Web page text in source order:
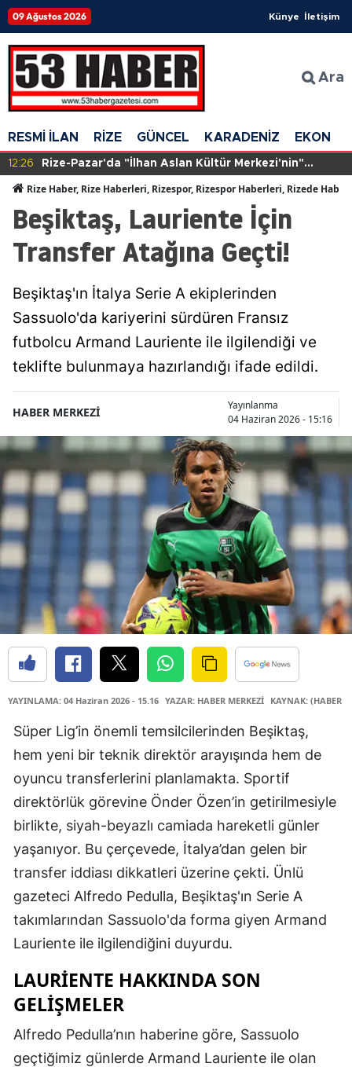
09 Ağustos 2026 Künye İletişim
Ara
RESMİ İLAN RİZE GÜNCEL KARADENİZ
12:26
Rize-Pazar'da "İlhan Aslan Kültür Merkezi'nin"
Rize Haber, Rize Haberleri, Rizespor, Rizespor Haberleri, Rizede
Beşiktaş, Lauriente İçin
Transfer Atağına Geçti!
Beşiktaş'ın İtalya Serie A ekiplerinden
Sassuolo'da kariyerini sürdüren Fransız
futbolcu Armand Lauriente ile ilgilendiği ve
teklifte bulunmaya hazırlandığı ifade edildi.
HABER MERKEZİ
Yayınlanma
04 Haziran 2026 - 15:16
YAYINLAMA: 04 Haziran 2026 - 15.16 YAZAR: HABER MERKEZİ KAYNAK: (HABER
Süper Lig’in önemli temsilcilerinden Beşiktaş,
hem yeni bir teknik direktör arayışında hem de
oyuncu transferlerini planlamakta. Sportif
direktörlük görevine Önder Özen’in getirilmesiyle
birlikte, siyah-beyazlı camiada hareketli günler
yaşanıyor. Bu çerçevede, İtalya’dan gelen bir
transfer iddiası dikkatleri üzerine çekti. Ünlü
gazeteci Alfredo Pedulla, Beşiktaş'ın Serie A
takımlarından Sassuolo'da forma giyen Armand
Lauriente ile ilgilendiğini duyurdu.
LAURIENTE HAKKINDA SON
GELIŞMELER
Alfredo Pedulla’nın haberine göre, Sassuolo
geçtiğimiz günlerde Armand Lauriente ile olan